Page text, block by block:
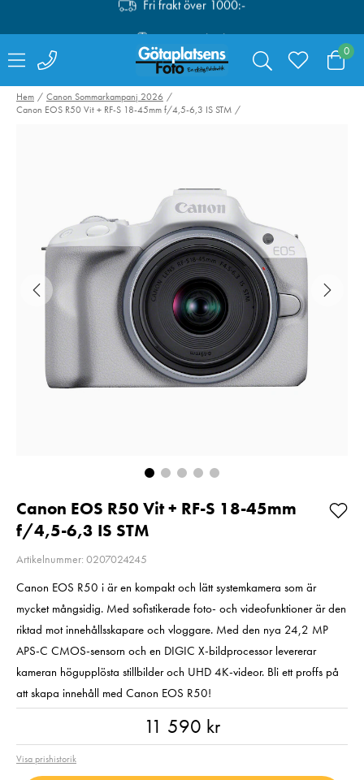
Personlig service
Fri frakt över 1000:-
0
NiSi NC UV-Filter till
Fujifilm X100VI Svart
Pris:549 kr
549 kr
Square Film
Pris
289 kr
Hem
Canon Sommarkampanj 2026
Canon EOS R50 Vit + RF-S 18-45mm f/4,5-6,3 IS STM
Canon EOS R50 Vit + RF-S 18-45mm
f/4,5-6,3 IS STM
Artikelnummer: 0207024245
Canon EOS R50 i är en kompakt och lätt systemkamera som är
mycket mångsidig. Med sofistikerade foto- och videofunktioner är den
riktad mot innehållsskapare och vloggare. Med den nya 24,2 MP
APS-C CMOS-sensorn och en DIGIC X-bildprocessor levererar
kameran högupplösta stillbilder och UHD 4K-videor. Bli ett proffs på
att skapa innehåll med Canon EOS R50!
11 590 kr
Visa prishistorik